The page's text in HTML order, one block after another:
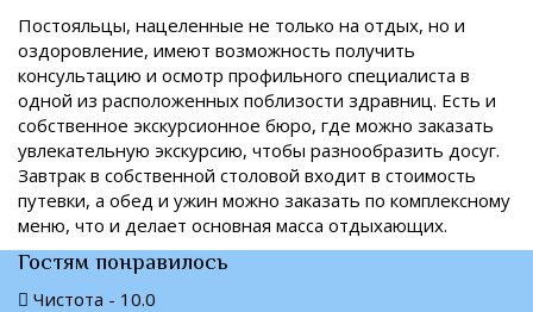
Постояльцы, нацеленные не только на отдых, но и
оздоровление, имеют возможность получить
консультацию и осмотр профильного специалиста в
одной из расположенных поблизости здравниц. Есть и
собственное экскурсионное бюро, где можно заказать
увлекательную экскурсию, чтобы разнообразить досуг.
Завтрак в собственной столовой входит в стоимость
путевки, а обед и ужин можно заказать по комплексному
меню, что и делает основная масса отдыхающих.
Гостям понравилось
Чистота - 10.0